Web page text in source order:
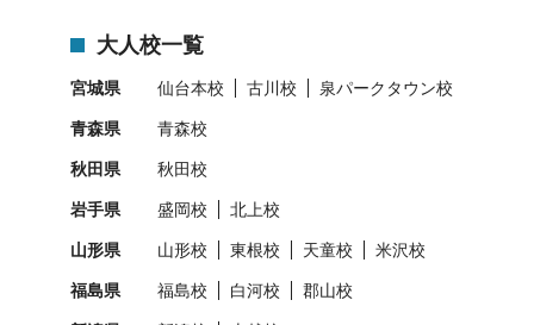
大人校一覧
宮城県 仙台本校 古川校 泉パークタウン校
青森県 青森校
秋田県 秋田校
岩手県 盛岡校 北上校
山形県 山形校 東根校 天童校 米沢校
福島県 福島校 白河校 郡山校